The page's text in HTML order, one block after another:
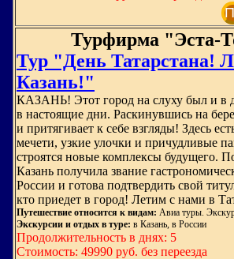
Турфирма "Эста-
Тур "День Татарстана!
Казань!"
КАЗАНЬ! Этот город на слуху был и в
в настоящие дни. Раскинувшись на
и притягивает к себе взгляды! Здесь
мечети, узкие улочки и причудливые
строятся новые комплексы будущего.
Казань получила звание
России и готова подтвердить свой
кто приедет в город! Летим с нами в
Путешествие относится к видам: Авиа туры.
Экскурсии и отдых в туре: в Казань, в России
Продолжительность в днях: 5
Стоимость: 49990 руб. без переезда